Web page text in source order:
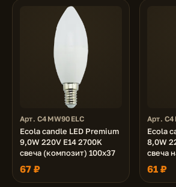
Арт. C4MW90ELC
Ecola candle LED Premium
9,0W 220V E14 2700K
свеча (композит) 100x37
67 ₽
Арт.
Ecola
8,0W
свеча
61 ₽